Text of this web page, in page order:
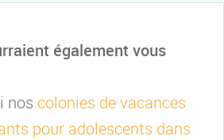
également vous
nos colonies de vacances
pour adolescents dans